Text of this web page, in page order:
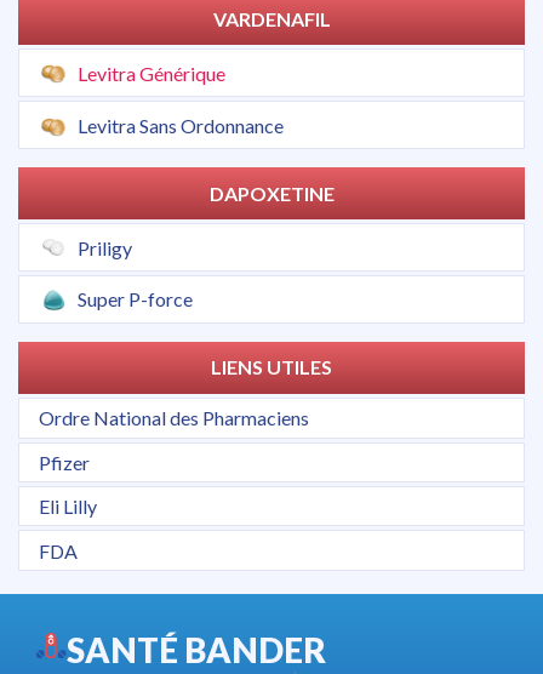
VARDENAFIL
Levitra Générique
Levitra Sans Ordonnance
DAPOXETINE
Priligy
Super P-force
LIENS UTILES
Ordre National des Pharmaciens
Pfizer
Eli Lilly
FDA
SANTÉ BANDER